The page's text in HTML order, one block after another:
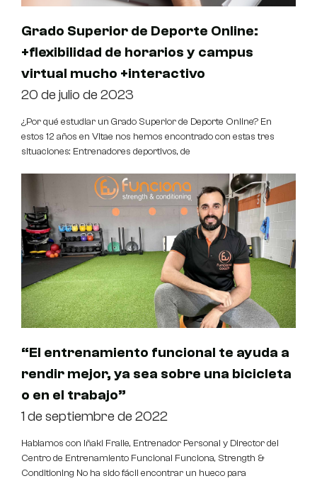
Grado Superior de Deporte Online:
+flexibilidad de horarios y campus
virtual mucho +interactivo
20 de julio de 2023
¿Por qué estudiar un Grado Superior de Deporte Online? En
estos 12 años en Vitae nos hemos encontrado con estas tres
situaciones: Entrenadores deportivos, de
“El entrenamiento funcional te ayuda a
rendir mejor, ya sea sobre una bicicleta
o en el trabajo”
1 de septiembre de 2022
Hablamos con Iñaki Fraile, Entrenador Personal y Director del
Centro de Entrenamiento Funcional Funciona, Strength &
Conditioning No ha sido fácil encontrar un hueco para